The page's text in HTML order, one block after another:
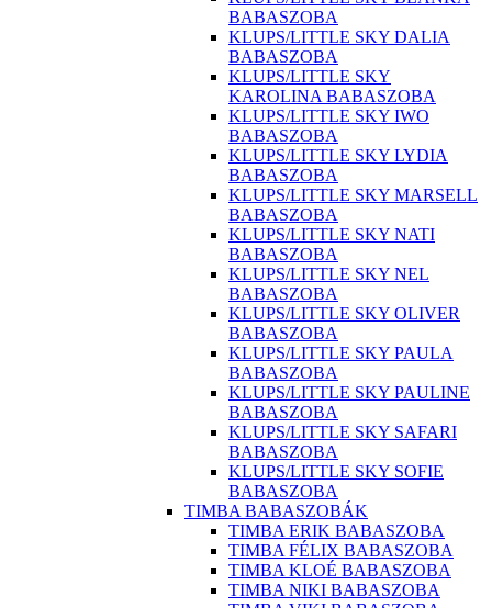
BABASZOBA
KLUPS/LITTLE SKY DALIA
BABASZOBA
KLUPS/LITTLE SKY
KAROLINA BABASZOBA
KLUPS/LITTLE SKY IWO
BABASZOBA
KLUPS/LITTLE SKY LYDIA
BABASZOBA
KLUPS/LITTLE SKY MARSELL
BABASZOBA
KLUPS/LITTLE SKY NATI
BABASZOBA
KLUPS/LITTLE SKY NEL
BABASZOBA
KLUPS/LITTLE SKY OLIVER
BABASZOBA
KLUPS/LITTLE SKY PAULA
BABASZOBA
KLUPS/LITTLE SKY PAULINE
BABASZOBA
KLUPS/LITTLE SKY SAFARI
BABASZOBA
KLUPS/LITTLE SKY SOFIE
BABASZOBA
TIMBA BABASZOBÁK
TIMBA ERIK BABASZOBA
TIMBA FÉLIX BABASZOBA
TIMBA KLOÉ BABASZOBA
TIMBA NIKI BABASZOBA